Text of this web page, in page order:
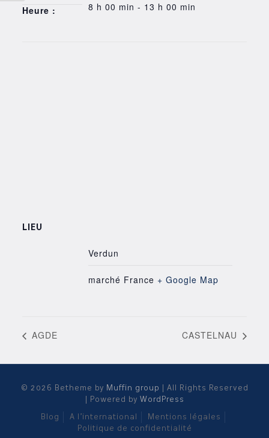
Heure : 8 h 00 min - 13 h 00 min
LIEU
Verdun
marché France + Google Map
AGDE CASTELNAU
© 2026 Betheme by Muffin group
| All Rights Reserved
| Powered by WordPress
Blog A l’international
Mentions légales
Politique de confidentialité